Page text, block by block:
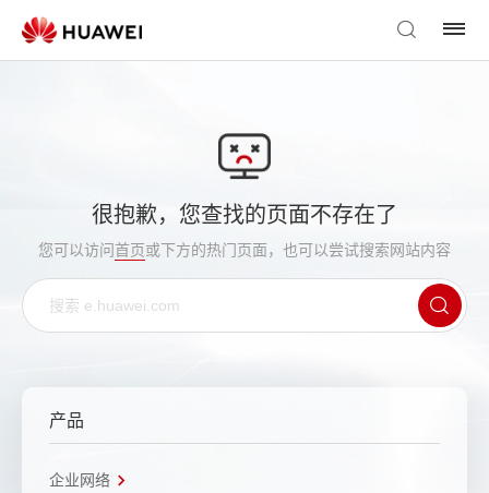
很抱歉，您查找的页面不存在了
您可以访问首页或下方的热门页面，也可以尝试搜索网站内容
产品
企业网络